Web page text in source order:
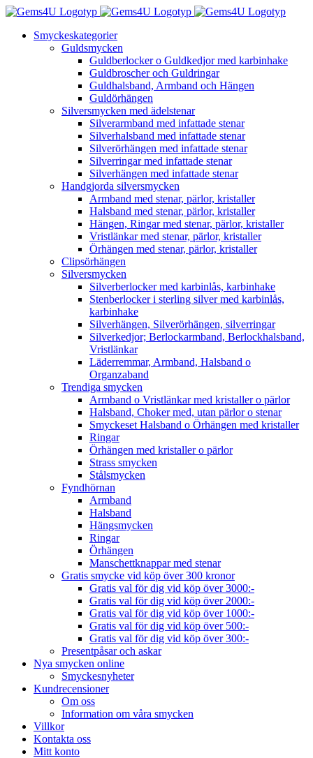
Fortsätt
innehålletSmyckeskategorier
Guldsmycken
Guldberlocker o Guldkedjor med karbinhake
Guldbroscher och Guldringar
Guldhalsband, Armband och Hängen
Guldörhängen
Silversmycken med ädelstenar
Silverarmband med infattade stenar
Silverhalsband med infattade stenar
Silverörhängen med infattade stenar
Silverringar med infattade stenar
Silverhängen med infattade stenar
Handgjorda silversmycken
Armband med stenar, pärlor, kristaller
Halsband med stenar, pärlor, kristaller
Hängen, Ringar med stenar, pärlor, kristaller
Vristlänkar med stenar, pärlor, kristaller
Örhängen med stenar, pärlor, kristaller
Clipsörhängen
Silversmycken
Silverberlocker med karbinlås, karbinhake
Stenberlocker i sterling silver med karbinlås,
karbinhake
Silverhängen, Silverörhängen, silverringar
Silverkedjor; Berlockarmband, Berlockhalsband,
Vristlänkar
Läderremmar, Armband, Halsband o
Organzaband
Trendiga smycken
Armband o Vristlänkar med kristaller o pärlor
Halsband, Choker med, utan pärlor o stenar
Smyckeset Halsband o Örhängen med kristaller
Ringar
Örhängen med kristaller o pärlor
Strass smycken
Stålsmycken
Fyndhörnan
Armband
Halsband
Hängsmycken
Ringar
Örhängen
Manschettknappar med stenar
Gratis smycke vid köp över 300 kronor
Gratis val för dig vid köp över 3000:-
Gratis val för dig vid köp över 2000:-
Gratis val för dig vid köp över 1000:-
Gratis val för dig vid köp över 500:-
Gratis val för dig vid köp över 300:-
Presentpåsar och askar
Nya smycken online
Smyckesnyheter
Kundrecensioner
Om oss
Information om våra smycken
Villkor
Kontakta oss
Mitt konto